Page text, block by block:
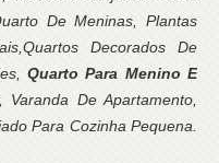
De Meninas, Plantas
Decorados De
Quarto Para Menino E
De Apartamento,
Para Cozinha Pequena.